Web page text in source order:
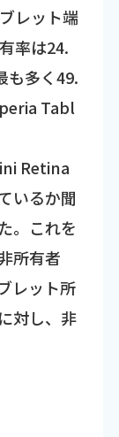
レット端
率は24.
も多く49.
Tabl
Retina
いるか聞
。これを
所有者
レット所
対し、非